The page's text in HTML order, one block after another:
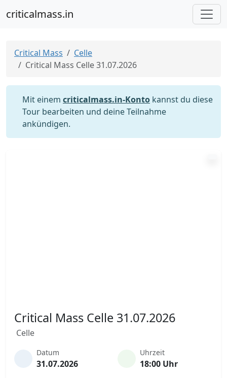
criticalmass.in
Critical Mass
Celle
Critical Mass Celle 31.07.2026
Mit einem criticalmass.in-Konto kannst du diese
Tour bearbeiten und deine Teilnahme
ankündigen.
Critical Mass Celle 31.07.2026
Celle
Datum
31.07.2026
Uhrzeit
18:00 Uhr